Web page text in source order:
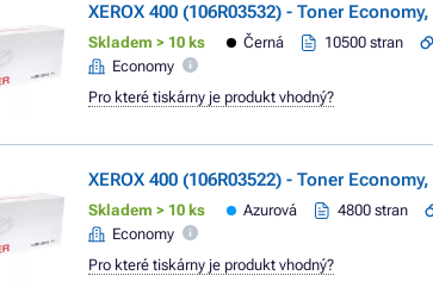
XEROX 400 (106R03532) - Toner
Skladem > 10 ks Černá 10500 stran
Economy
Pro které tiskárny je produkt vhodný?
XEROX 400 (106R03522) - Toner
Skladem > 10 ks Azurová 4800 stran
Economy
Pro které tiskárny je produkt vhodný?